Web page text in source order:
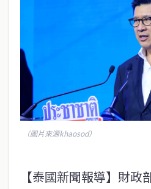
（圖片來源khaosod）
【泰國新聞報導】財政